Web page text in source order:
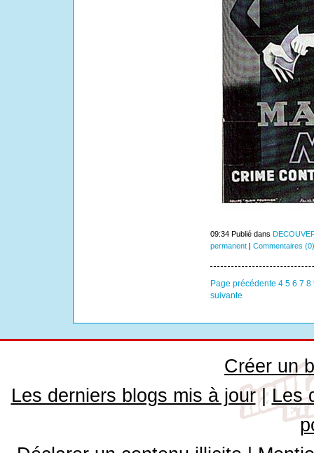
09:34 Publié dans
permanent| Commentaires (0)
Page précédente 4 5 6 7 8
suivante
Créer un
Les derniers blogs mis à jour| Les